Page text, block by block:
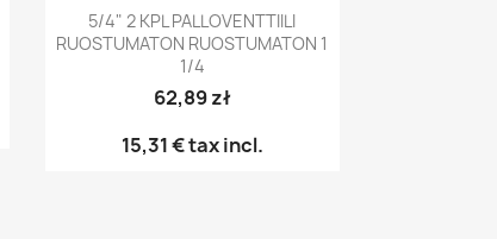
Pikakatselu
5/4" 2 KPL PALLOVENTTIILI
RUOSTUMATON RUOSTUMATON 1
1/4
62,89 zł
15,31 €tax incl.